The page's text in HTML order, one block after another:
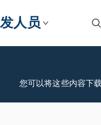
人员
您可以将这些内容下